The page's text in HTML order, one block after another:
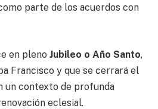
parte de los acuerdos con
en pleno Jubileo o Año Santo,
Francisco y que se cerrará el
un contexto de profunda
eclesial.